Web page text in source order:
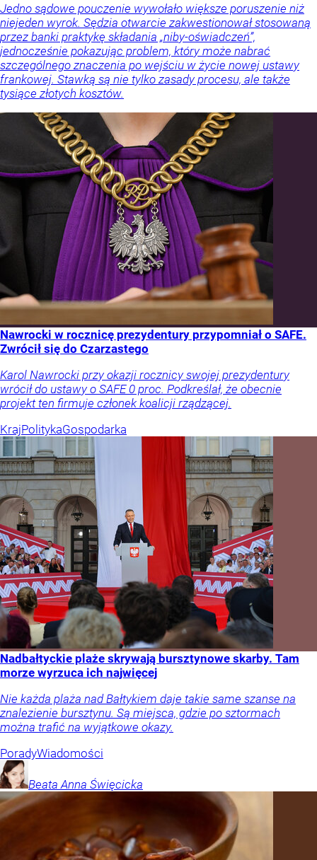
Jedno sądowe pouczenie wywołało większe poruszenie niż
niejeden wyrok. Sędzia otwarcie zakwestionował stosowaną
przez banki praktykę składania „niby-oświadczeń”,
jednocześnie pokazując problem, który może nabrać
szczególnego znaczenia po wejściu w życie nowej ustawy
frankowej. Stawką są nie tylko zasady procesu, ale także
tysiące złotych kosztów.
Nawrocki w rocznicę prezydentury przypomniał o SAFE.
Zwrócił się do Czarzastego
Karol Nawrocki przy okazji rocznicy swojej prezydentury
wrócił do ustawy o SAFE 0 proc. Podkreślał, że obecnie
projekt ten firmuje członek koalicji rządzącej.
KrajPolitykaGospodarka
Nadbałtyckie plaże skrywają bursztynowe skarby. Tam
morze wyrzuca ich najwięcej
Nie każda plaża nad Bałtykiem daje takie same szanse na
znalezienie bursztynu. Są miejsca, gdzie po sztormach
można trafić na wyjątkowe okazy.
PoradyWiadomości
Beata Anna Święcicka